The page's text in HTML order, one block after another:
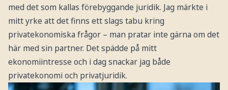
med det som kallas förebyggande juridik. Jag märkte i
mitt yrke att det finns ett slags tabu kring
privatekonomiska frågor – man pratar inte gärna om det
här med sin partner. Det spädde på mitt
ekonomiintresse och i dag snackar jag både
privatekonomi och privatjuridik.